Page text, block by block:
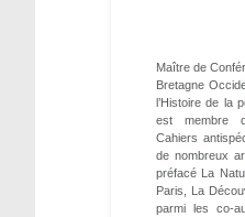
Maître de
Bretagne
l’Histoire de la
est membre
Cahiers
de nombreux
préfacé La
Paris, La
parmi les co-